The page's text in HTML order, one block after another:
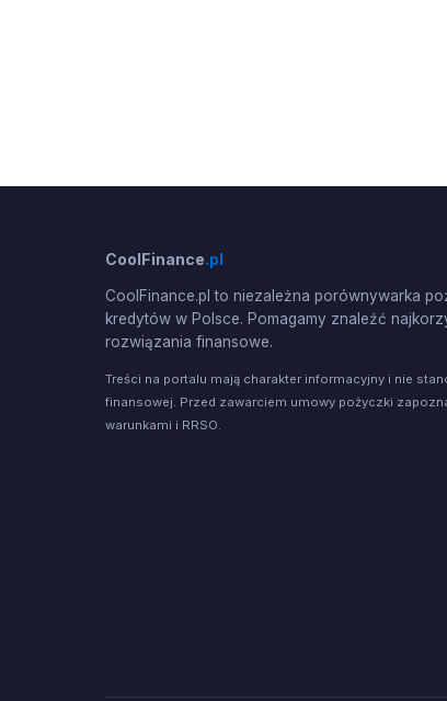
CoolFinance.pl
CoolFinance.pl to niezależna porównywarka
kredytów w Polsce. Pomagamy znaleźć
rozwiązania finansowe.
Treści na portalu mają charakter informacyjny i nie
finansowej. Przed zawarciem umowy pożyczki
warunkami i RRSO.